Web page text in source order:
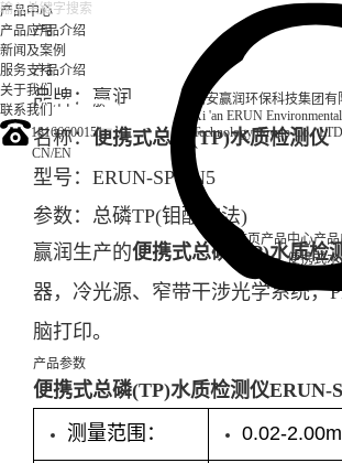
西安赢润环保科技集团有
Xi 'an ERUN
Technology Group Co., LTD
首页产品中心
便携式水
产
产品中心
产品应用
新闻及案例
服务支持
关于我们
联系我们
18166600151
CN/EN
产品介绍
产品介绍
品牌：赢润
名称：便携式总磷(TP)水质检测仪
型号： ERUN-SP7-N5
参数：总磷TP(钼酸铵法)
赢润生产的便携式总磷(TP)水质检
器，冷光源、窄带干涉光学系统，
脑打印。
产品参数
便携式总磷(TP)水质检测仪ERUN-
测量范围：
0.02-